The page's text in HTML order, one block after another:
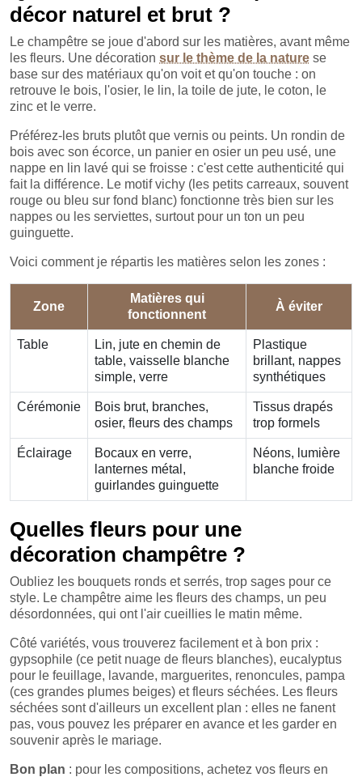
décor naturel et brut ?
Le champêtre se joue d'abord sur les matières, avant même
les fleurs. Une décoration sur le thème de la nature se
base sur des matériaux qu'on voit et qu'on touche : on
retrouve le bois, l'osier, le lin, la toile de jute, le coton, le
zinc et le verre.
Préférez-les bruts plutôt que vernis ou peints. Un rondin de
bois avec son écorce, un panier en osier un peu usé, une
nappe en lin lavé qui se froisse : c'est cette authenticité qui
fait la différence. Le motif vichy (les petits carreaux, souvent
rouge ou bleu sur fond blanc) fonctionne très bien sur les
nappes ou les serviettes, surtout pour un ton un peu
guinguette.
Voici comment je répartis les matières selon les zones :
Zone
Matières qui
fonctionnent
À éviter
Table
Lin, jute en chemin de
table, vaisselle blanche
simple, verre
Plastique
brillant, nappes
synthétiques
Cérémonie
Bois brut, branches,
osier, fleurs des champs
Tissus drapés
trop formels
Éclairage
Bocaux en verre,
lanternes métal,
guirlandes guinguette
Néons, lumière
blanche froide
Quelles fleurs pour une
décoration champêtre ?
Oubliez les bouquets ronds et serrés, trop sages pour ce
style. Le champêtre aime les fleurs des champs, un peu
désordonnées, qui ont l'air cueillies le matin même.
Côté variétés, vous trouverez facilement et à bon prix :
gypsophile (ce petit nuage de fleurs blanches), eucalyptus
pour le feuillage, lavande, marguerites, renoncules, pampa
(ces grandes plumes beiges) et fleurs séchées. Les fleurs
séchées sont d'ailleurs un excellent plan : elles ne fanent
pas, vous pouvez les préparer en avance et les garder en
souvenir après le mariage.
Bon plan : pour les compositions, achetez vos fleurs en